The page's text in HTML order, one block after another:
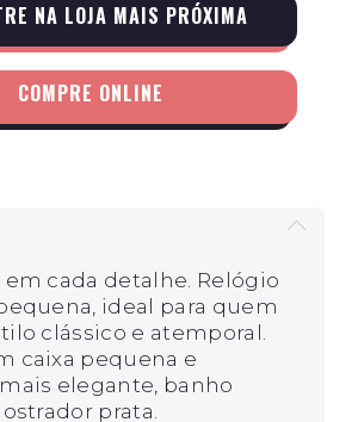
NA LOJA MAIS PRÓXIMA
COMPRE ONLINE
em cada detalhe. Relógio
ideal para quem
clássico e atemporal.
caixa pequena e
elegante, banho
prata.